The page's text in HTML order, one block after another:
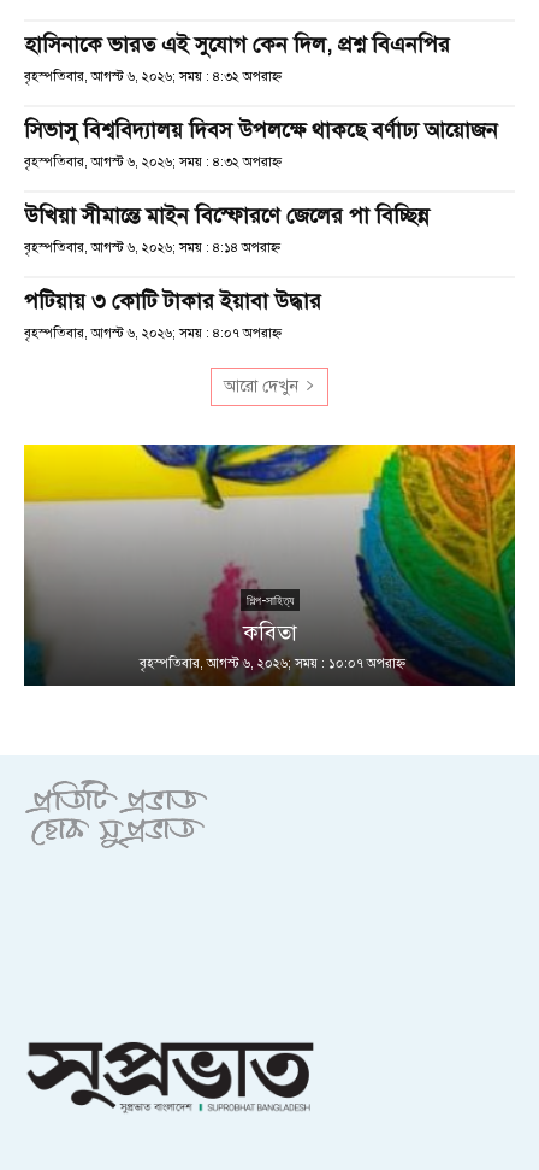
হাসিনাকে ভারত এই সুযোগ কেন দিল, প্রশ্ন বিএনপির
বৃহস্পতিবার, আগস্ট ৬, ২০২৬; সময় : ৪:৩২ অপরাহ্ণ
সিভাসু বিশ্ববিদ্যালয় দিবস উপলক্ষে থাকছে বর্ণাঢ্য আয়োজন
বৃহস্পতিবার, আগস্ট ৬, ২০২৬; সময় : ৪:৩২ অপরাহ্ণ
উখিয়া সীমান্তে মাইন বিস্ফোরণে জেলের পা বিচ্ছিন্ন
বৃহস্পতিবার, আগস্ট ৬, ২০২৬; সময় : ৪:১৪ অপরাহ্ণ
পটিয়ায় ৩ কোটি টাকার ইয়াবা উদ্ধার
বৃহস্পতিবার, আগস্ট ৬, ২০২৬; সময় : ৪:০৭ অপরাহ্ণ
আরো দেখুন
শিল্প-সাহিত্য
কবিতা
বৃহস্পতিবার, আগস্ট ৬, ২০২৬; সময় : ১০:০৭ অপরাহ্ণ